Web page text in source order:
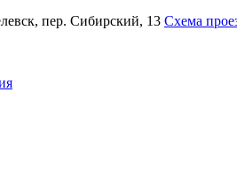
пер. Сибирский, 13 Схема